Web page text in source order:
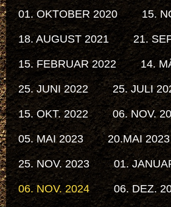
01. OKTOBER 2020 15.
18. AUGUST 2021 21.
15. FEBRUAR 2022 14.
25. JUNI 2022 25. JULI
15. OKT. 2022 06. NOV.
05. MAI 2023 20.MAI 2023
25. NOV. 2023 01.
06. NOV. 2024 06. DEZ.